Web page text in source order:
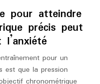
pour atteindre
précis peut
pour un
est que la pression
chronométrique